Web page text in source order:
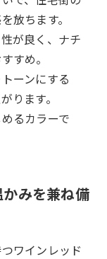
放ちます。
が良く、ナチ
すめ。
ーンにする
ります。
るカラーで
みを兼ね備
ワインレッド